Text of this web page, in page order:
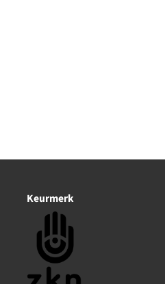
Keurmerk